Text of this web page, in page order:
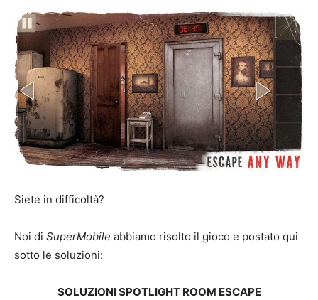
Siete in difficoltà?
Noi di SuperMobile abbiamo risolto il gioco e postato qui
sotto le soluzioni:
SOLUZIONI SPOTLIGHT ROOM ESCAPE